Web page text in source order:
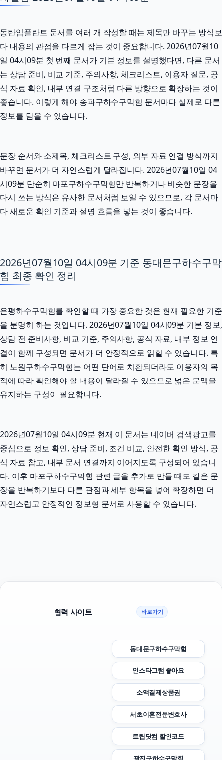
동탄임플란트 문서를 여러 개 작성할 때는 제목만 바꾸는 방식보
다 내용의 관점을 다르게 잡는 것이 중요합니다. 2026년07월10
일 04시09분 첫 번째 문서가 기본 정보를 설명했다면, 다른 문서
는 상담 준비, 비교 기준, 주의사항, 체크리스트, 이용자 질문, 공
식 자료 확인, 내부 연결 구조처럼 다른 방향으로 확장하는 것이
좋습니다. 이렇게 해야 송파구하수구막힘 문서마다 실제로 다른
정보를 담을 수 있습니다.
문장 순서와 소제목, 체크리스트 구성, 외부 자료 연결 방식까지
바꾸면 문서가 더 자연스럽게 달라집니다. 2026년07월10일 04
시09분 단순히 마포구하수구막힘만 반복하거나 비슷한 문장을
다시 쓰는 방식은 유사한 문서처럼 보일 수 있으므로, 각 문서마
다 새로운 확인 기준과 설명 흐름을 넣는 것이 좋습니다.
2026년07월10일 04시09분 기준 동대문구하수구막
힘 최종 확인 정리
은평하수구막힘를 확인할 때 가장 중요한 것은 현재 필요한 기준
을 분명히 하는 것입니다. 2026년07월10일 04시09분 기본 정보,
상담 전 준비사항, 비교 기준, 주의사항, 공식 자료, 내부 정보 연
결이 함께 구성되면 문서가 더 안정적으로 읽힐 수 있습니다. 특
히 노원구하수구막힘는 어떤 단어로 치환되더라도 이용자의 목
적에 따라 확인해야 할 내용이 달라질 수 있으므로 넓은 문맥을
유지하는 구성이 필요합니다.
2026년07월10일 04시09분 현재 이 문서는 네이버 검색광고를
중심으로 정보 확인, 상담 준비, 조건 비교, 안전한 확인 방식, 공
식 자료 참고, 내부 문서 연결까지 이어지도록 구성되어 있습니
다. 이후 마포구하수구막힘 관련 글을 추가로 만들 때도 같은 문
장을 반복하기보다 다른 관점과 세부 항목을 넣어 확장하면 더
자연스럽고 안정적인 정보형 문서로 사용할 수 있습니다.
협력 사이트 바로가기
동대문구하수구막힘
인스타그램 좋아요
소액결제상품권
서초이혼전문변호사
트립닷컴 할인코드
광진구하수구막힘